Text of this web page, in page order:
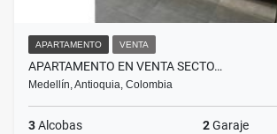
APARTAMENTO VENTA
APARTAMENTO EN VENTA SECTO…
Medellín, Antioquia, Colombia
3Alcobas 2Garaje